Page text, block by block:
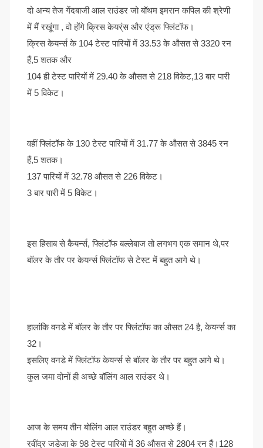
दो अन्य तेज गेंदबाजी आल राउंडर जो बॉथम इमरान कपिल की श्रेणी
में मैं रखूंगा , वो होंगे क्रिस केयर्ंस और एंड्रू फ्लिंटॉफ।
क्रिस केयर्न्स के 104 टेस्ट पारियों में 33.53 के औसत से 3320 रन
हैं,5 शतक और
104 ही टेस्ट पारियों में 29.40 के औसत से 218 विकेट,13 बार पारी
में 5 विकेट।
वहीं फ्लिंटॉफ के 130 टेस्ट पारियों में 31.77 के औसत से 3845 रन
हैं,5 शतक।
137 पारियों में 32.78 औसत से 226 विकेट।
3 बार पारी में 5 विकेट।
इस हिसाब से कैयर्न्स, फ्लिंटॉफ बल्लेबाज तो लगभग एक समान थे,पर
बॉलर के तौर पर केयर्न्स फ्लिंटॉफ से टेस्ट में बहुत आगे थे।
हालांकि वनडे में बॉलर के तौर पर फ्लिंटॉफ का औसत 24 है, केयर्न्स का
32।
इसलिए वनडे में फ्लिंटॉफ केयर्न्स से बॉलर के तौर पर बहुत आगे थे।
कुल जमा दोनों ही अच्छे बॉलिंग आल राउंडर थे।
आज के समय तीन बोलिंग आल राउंडर बहुत अच्छे हैं।
रवींद्र जडेजा के 98 टेस्ट पारियों में 36 औसत से 2804 रन हैं।128